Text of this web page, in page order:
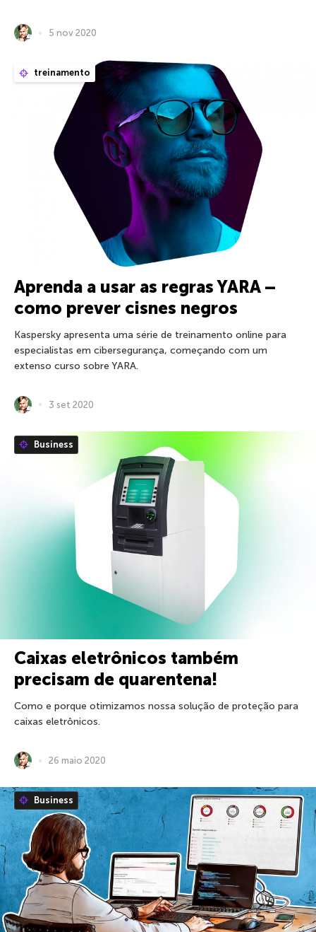
5 nov 2020
treinamento
Aprenda a usar as regras YARA –
como prever cisnes negros
Kaspersky apresenta uma série de treinamento online para
especialistas em cibersegurança, começando com um
extenso curso sobre YARA.
3 set 2020
Business
Caixas eletrônicos também
precisam de quarentena!
Como e porque otimizamos nossa solução de proteção para
caixas eletrônicos.
26 maio 2020
Business